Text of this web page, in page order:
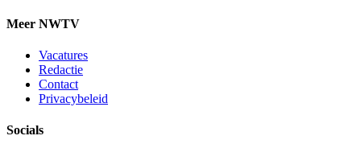
Meer NWTV
Vacatures
Redactie
Contact
Privacybeleid
Socials